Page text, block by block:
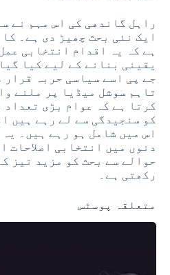
راہل گاندھی کی اس مہم نے
ایک نئی بحث چھیڑ دی ہے۔
ہے کہ یہ اقدام انتخابی
یقینی بنانے کے لیے کیا
جے پی اسے سیاسی حربہ قرار
تاہم سوشل میڈیا پر ملنے
کرتا ہے کہ عوام بڑی تعداد
کو سنجیدگی سے لے رہے ہیں
اس میں شامل ہو رہے ہیں۔
دنوں میں انتخابی اصلاحات
حوالے سے بحث کو مزید تیز
رکھتی ہے۔
متعلقہ پوسٹس